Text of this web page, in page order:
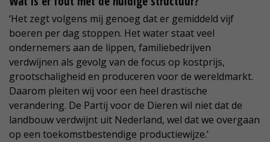
‘Het zegt volgens mij genoeg dat er gemiddeld vijf
boeren per dag stoppen. Het water staat veel
ondernemers aan de lippen, familiebedrijven
verdwijnen als gevolg van de focus op kostprijs,
grootschaligheid en produceren voor de wereldmarkt.
Daarom pleiten wij voor een heel drastische
verandering. De Partij voor de Dieren wil niet dat de
landbouw verdwijnt uit Nederland, wel dat we overgaan
op een toekomstbestendige productiewijze.’